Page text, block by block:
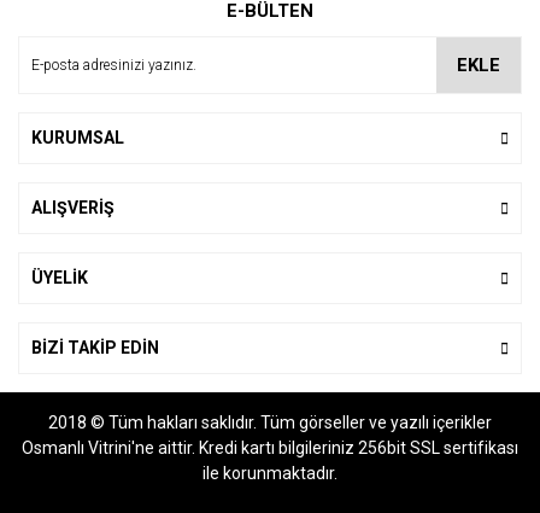
Ürün açıklamasında eksik bilgiler bulunuyor.
E-BÜLTEN
EKLE
KURUMSAL
ALIŞVERİŞ
ÜYELİK
BİZİ TAKİP EDİN
2018 © Tüm hakları saklıdır. Tüm görseller ve yazılı içerikler
Osmanlı Vitrini'ne aittir. Kredi kartı bilgileriniz 256bit SSL sertifikası
ile korunmaktadır.